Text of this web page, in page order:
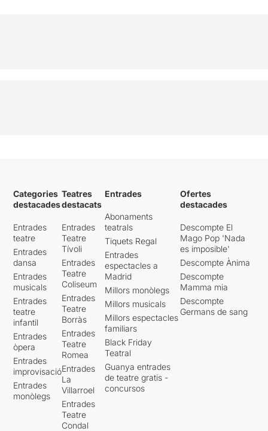
Categories
destacades
Entrades
teatre
Entrades
dansa
Entrades
musicals
Entrades
teatre
infantil
Entrades
òpera
Entrades
improvisació
Entrades
monòlegs
Teatres
destacats
Entrades
Teatre
Tívoli
Entrades
Teatre
Coliseum
Entrades
Teatre
Borràs
Entrades
Teatre
Romea
Entrades
La
Villarroel
Entrades
Teatre
Condal
Entrades
Abonaments
teatrals
Tiquets Regal
Entrades
espectacles a
Madrid
Millors monòlegs
Millors musicals
Millors espectacles
familiars
Black Friday
Teatral
Guanya entrades
de teatre gratis -
concursos
Ofertes
destacades
Descompte El
Mago Pop 'Nada
es imposible'
Descompte Ànima
Descompte
Mamma mia
Descompte
Germans de sang